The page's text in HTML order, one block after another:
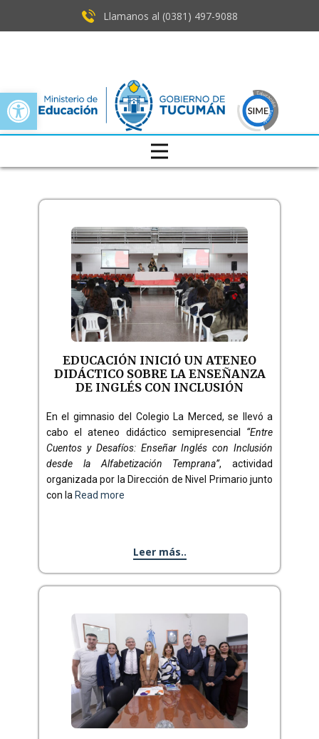
Open toolbar
Llamanos al (0381) ​497-9088
EDUCACIÓN INICIÓ UN ATENEO
DIDÁCTICO SOBRE LA ENSEÑANZA
DE INGLÉS CON INCLUSIÓN
En el gimnasio del Colegio La Merced, se llevó a
cabo el ateneo didáctico semipresencial
“Entre
Cuentos y Desafíos: Enseñar Inglés con Inclusión
desde la Alfabetización Temprana”, actividad
organizada por la Dirección de Nivel Primario junto
con la Read more
Leer más..